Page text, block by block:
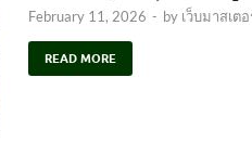
February 11, 2026 - by เว็บมาสเต
READ MORE